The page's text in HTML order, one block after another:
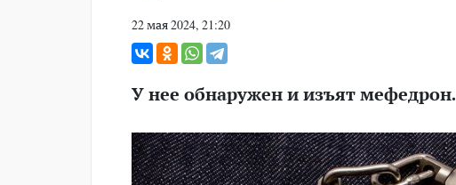
22 мая 2024, 21:20
У нее обнаружен и изъят мефедрон.